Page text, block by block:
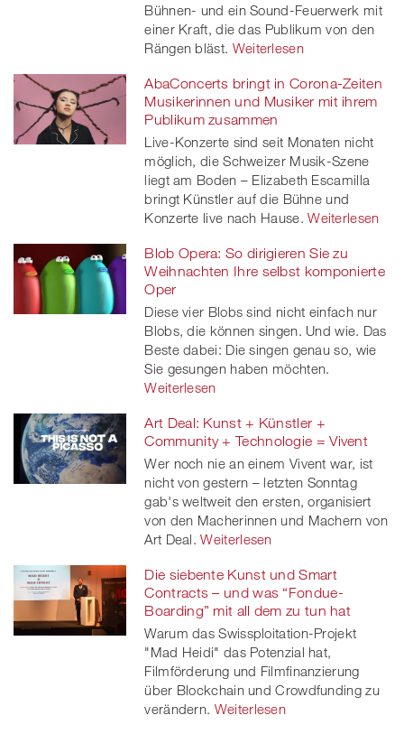
Bühnen- und ein Sound-Feuerwerk mit
einer Kraft, die das Publikum von den
Rängen bläst. Weiterlesen
AbaConcerts bringt in Corona-Zeiten
Musikerinnen und Musiker mit ihrem
Publikum zusammen
Live-Konzerte sind seit Monaten nicht
möglich, die Schweizer Musik-Szene
liegt am Boden – Elizabeth Escamilla
bringt Künstler auf die Bühne und
Konzerte live nach Hause. Weiterlesen
Blob Opera: So dirigieren Sie zu
Weihnachten Ihre selbst komponierte
Oper
Diese vier Blobs sind nicht einfach nur
Blobs, die können singen. Und wie. Das
Beste dabei: Die singen genau so, wie
Sie gesungen haben möchten.
Weiterlesen
Art Deal: Kunst + Künstler +
Community + Technologie = Vivent
Wer noch nie an einem Vivent war, ist
nicht von gestern – letzten Sonntag
gab's weltweit den ersten, organisiert
von den Macherinnen und Machern von
Art Deal. Weiterlesen
Die siebente Kunst und Smart
Contracts – und was “Fondue-
Boarding” mit all dem zu tun hat
Warum das Swissploitation-Projekt
"Mad Heidi" das Potenzial hat,
Filmförderung und Filmfinanzierung
über Blockchain und Crowdfunding zu
verändern. Weiterlesen